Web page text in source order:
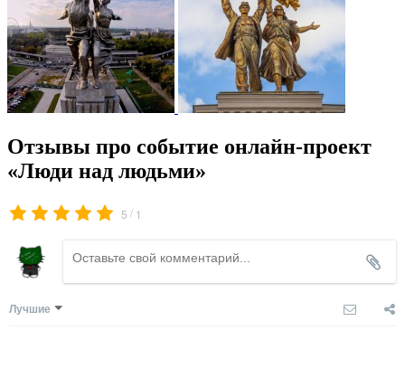
Отзывы про событие онлайн-проект
«Люди над людьми»
5 / 1
Лучшие